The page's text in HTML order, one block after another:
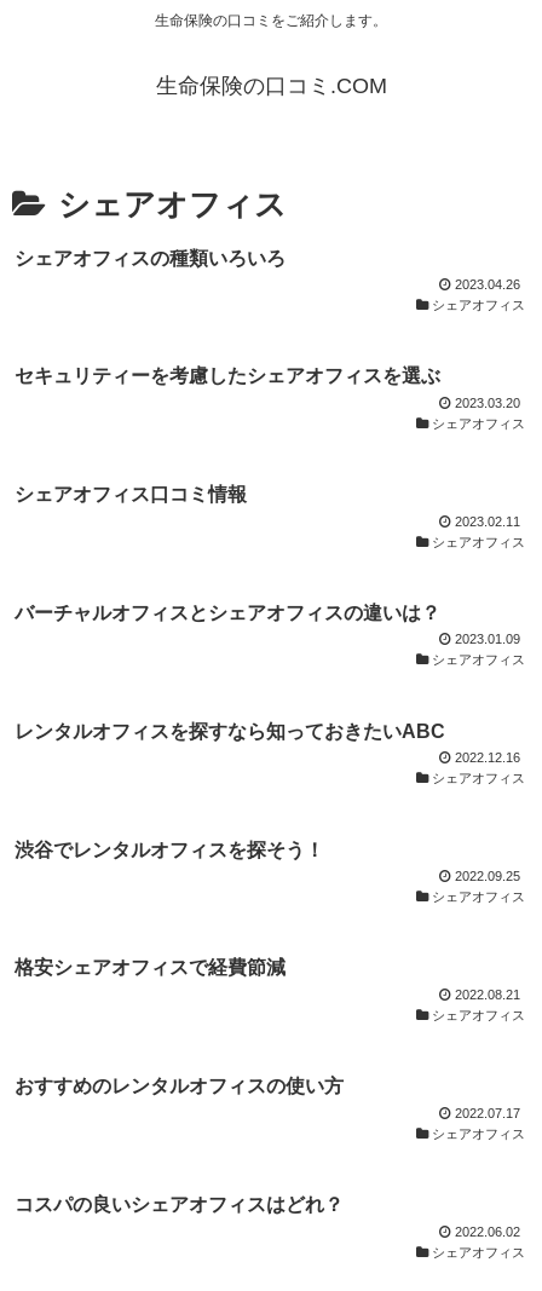
生命保険の口コミをご紹介します。
生命保険の口コミ.COM
シェアオフィス
シェアオフィスの種類いろいろ
2023.04.26
シェアオフィス
セキュリティーを考慮したシェアオフィスを選ぶ
2023.03.20
シェアオフィス
シェアオフィス口コミ情報
2023.02.11
シェアオフィス
バーチャルオフィスとシェアオフィスの違いは？
2023.01.09
シェアオフィス
レンタルオフィスを探すなら知っておきたいABC
2022.12.16
シェアオフィス
渋谷でレンタルオフィスを探そう！
2022.09.25
シェアオフィス
格安シェアオフィスで経費節減
2022.08.21
シェアオフィス
おすすめのレンタルオフィスの使い方
2022.07.17
シェアオフィス
コスパの良いシェアオフィスはどれ？
2022.06.02
シェアオフィス